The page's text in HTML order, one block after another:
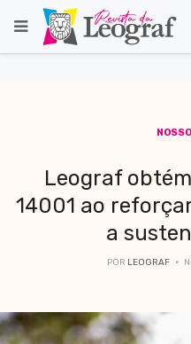
Leograf
14001 ao
a
POR LEOGRAF